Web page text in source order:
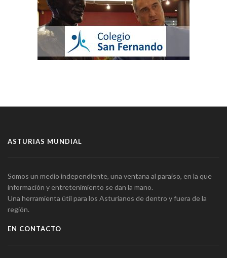
ASTURIAS MUNDIAL
Somos un medio independiente, una ventana al paraíso, en la que
información y entretenimiento se dan la mano.
Una herramienta útil para los Asturianos de dentro y fuera de la
región.
EN CONTACTO